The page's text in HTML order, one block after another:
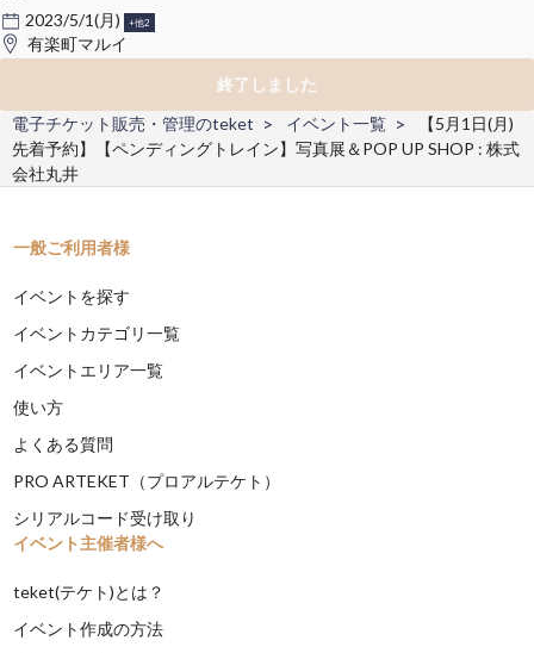
2023/5/1(月) +他2
有楽町マルイ
終了しました
電子チケット販売・管理のteket
イベント一覧
【5月1日(月)
先着予約】【ペンディングトレイン】写真展＆POP UP SHOP : 株式
会社丸井
一般ご利用者様
イベントを探す
イベントカテゴリ一覧
イベントエリア一覧
使い方
よくある質問
PRO ARTEKET（プロアルテケト）
シリアルコード受け取り
イベント主催者様へ
teket(テケト)とは？
イベント作成の方法